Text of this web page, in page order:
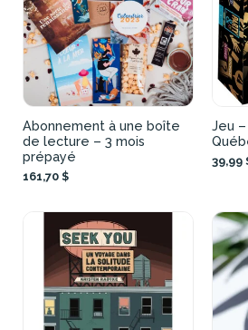
Abonnement à une boîte
de lecture – 3 mois
prépayé
161,70 $
Jeu –
39,99